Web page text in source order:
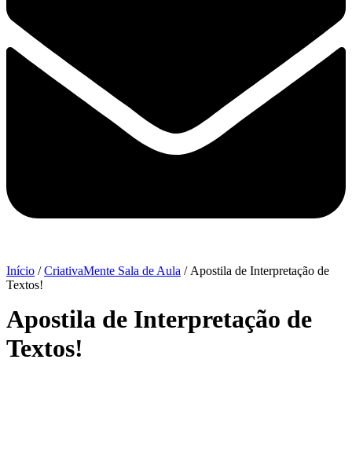
Início /CriativaMente Sala de Aula / Apostila de Interpretação de
Textos!
Apostila de Interpretação de
Textos!